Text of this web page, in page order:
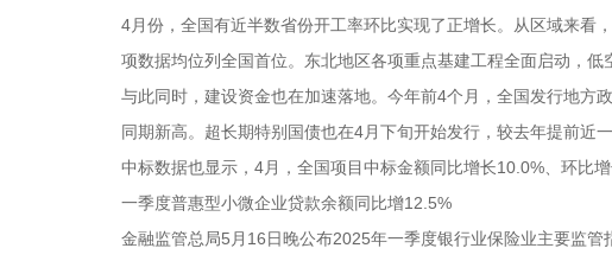
4月份，全国有近半数省份开工率环比实现了正增长。从区域来看
项数据均位列全国首位。东北地区各项重点基建工程全面启动，低
与此同时，建设资金也在加速落地。今年前4个月，全国发行地方
同期新高。超长期特别国债也在4月下旬开始发行，较去年提前近
中标数据也显示，4月，全国项目中标金额同比增长10.0%、环比
一季度普惠型小微企业贷款余额同比增12.5%
金融监管总局5月16日晚公布2025年一季度银行业保险业主要监管